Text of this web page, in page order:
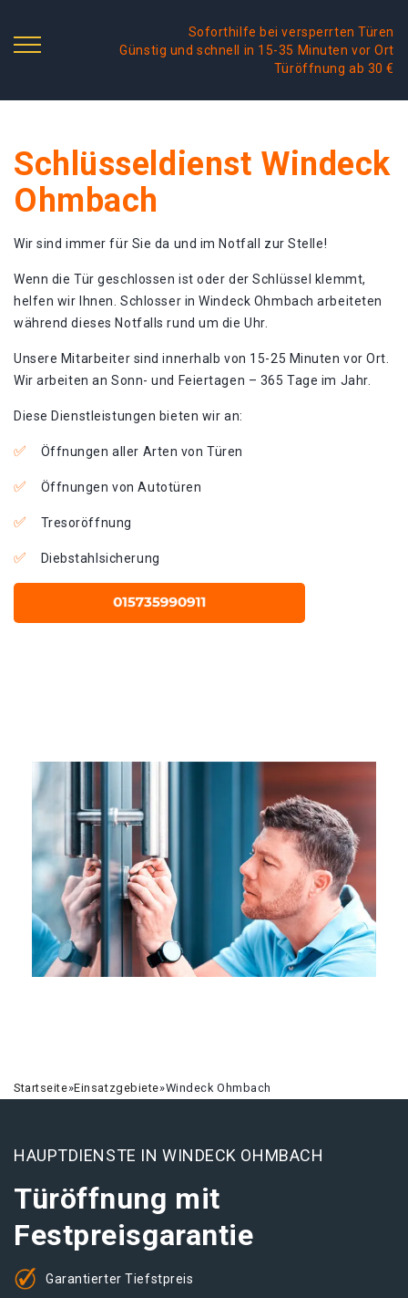
Soforthilfe bei versperrten Türen
Günstig und schnell in 15-35 Minuten vor Ort
Türöffnung ab 30 €
Schlüsseldienst Windeck
Ohmbach
Wir sind immer für Sie da und im Notfall zur Stelle!
Wenn die Tür geschlossen ist oder der Schlüssel klemmt,
helfen wir Ihnen. Schlosser in Windeck Ohmbach arbeiteten
während dieses Notfalls rund um die Uhr.
Unsere Mitarbeiter sind innerhalb von 15-25 Minuten vor Ort.
Wir arbeiten an Sonn- und Feiertagen – 365 Tage im Jahr.
Diese Dienstleistungen bieten wir an:
Öffnungen aller Arten von Türen
Öffnungen von Autotüren
Tresoröffnung
Diebstahlsicherung
Startseite»Einsatzgebiete»Windeck Ohmbach
HAUPTDIENSTE IN WINDECK OHMBACH
Türöffnung mit
Festpreisgarantie
Garantierter Tiefstpreis